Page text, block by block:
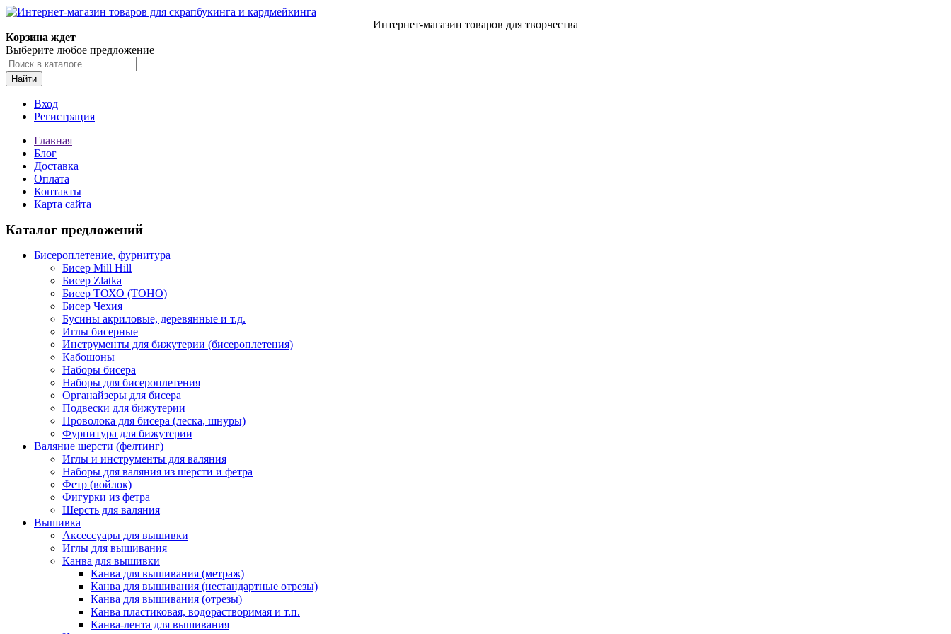
Интернет-магазин товаров для творчества
Корзина ждет
Выберите любое предложение
Найти
Вход
Регистрация
Главная
Блог
Доставка
Оплата
Контакты
Карта сайта
Каталог предложений
Бисероплетение, фурнитура
Бисер Mill Hill
Бисер Zlatka
Бисер ТОХО (TOHO)
Бисер Чехия
Бусины акриловые, деревянные и т.д.
Иглы бисерные
Инструменты для бижутерии (бисероплетения)
Кабошоны
Наборы бисера
Наборы для бисероплетения
Органайзеры для бисера
Подвески для бижутерии
Проволока для бисера (леска, шнуры)
Фурнитура для бижутерии
Валяние шерсти (фелтинг)
Иглы и инструменты для валяния
Наборы для валяния из шерсти и фетра
Фетр (войлок)
Фигурки из фетра
Шерсть для валяния
Вышивка
Аксессуары для вышивки
Иглы для вышивания
Канва для вышивки
Канва для вышивания (метраж)
Канва для вышивания (нестандартные отрезы)
Канва для вышивания (отрезы)
Канва пластиковая, водорастворимая и т.п.
Канва-лента для вышивания